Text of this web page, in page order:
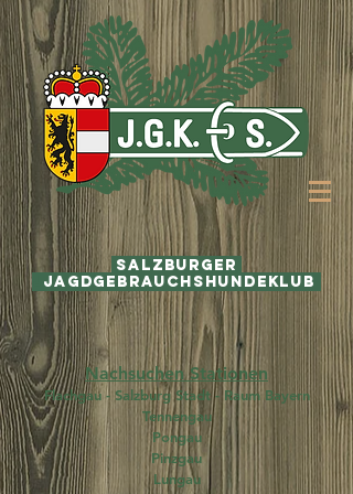
Salzburger
Jagdgebrauchshundeklub
Nachsuchen Stationen
Flachgau - Salzburg Stadt - Raum Bayern
Tennengau
Pongau
Pinzgau
Lungau